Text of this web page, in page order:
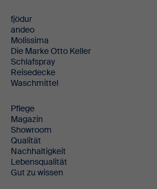
fjödur
andeo
Molissima
Die Marke Otto Keller
Schlafspray
Reisedecke
Waschmittel
Pflege
Magazin
Showroom
Qualität
Nachhaltigkeit
Lebensqualität
Gut zu wissen